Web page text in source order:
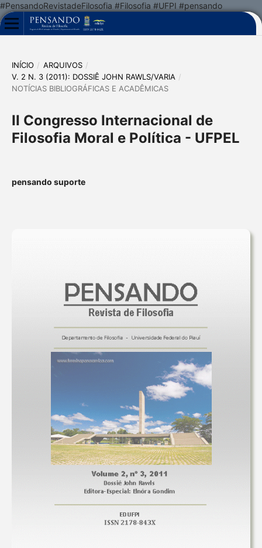
#PensandoRevistadeFilosofia #Filosofia #UFPI #pensando
INÍCIO / ARQUIVOS /
V. 2 N. 3 (2011): DOSSIÊ JOHN RAWLS/VARIA /
NOTÍCIAS BIBLIOGRÁFICAS E ACADÊMICAS
II Congresso Internacional de
Filosofia Moral e Política - UFPEL
pensando suporte